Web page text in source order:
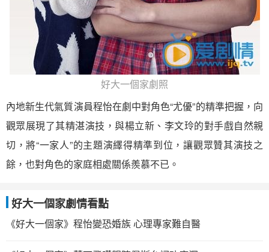
好大一個家劇照
內地新生代氣質演員程怡在劇中對角色“尤優”的精準把握，向
觀眾展現了其精湛演技，與楊立新、李文玲的對手戲自然親
切，將“一家人”的主題演繹得精準到位，讓觀眾贊其演技之
餘，也對角色的家庭相處關係羨慕不已。
好大一個家劇情看點
《好大一個家》程怡變恐婚族 心理專家難自醫